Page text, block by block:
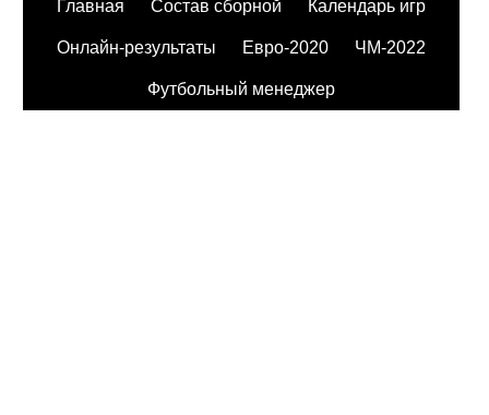
Главная Состав сборной Календарь игр
Онлайн-результаты Евро-2020 ЧМ-2022
Футбольный менеджер